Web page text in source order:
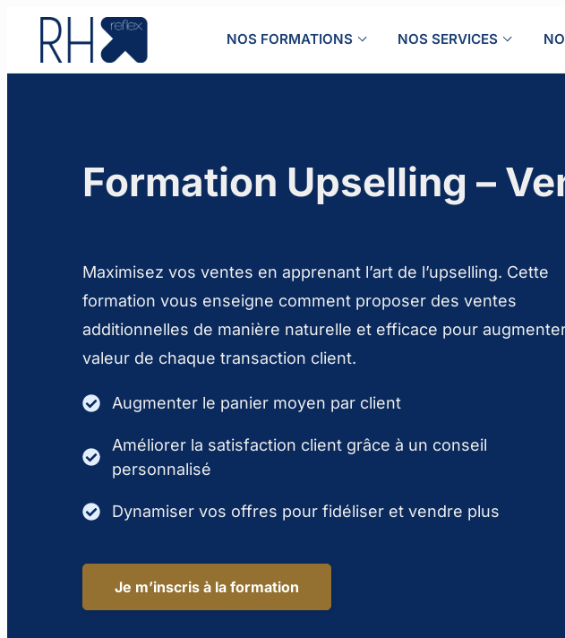
contenu
NOS FORMATIONS NOS SERVICES
Formation Upselling –
Maximisez vos ventes en apprenant l’art de l’upselling. Cette
formation vous enseigne comment proposer des ventes
additionnelles de manière naturelle et efficace pour
valeur de chaque transaction client.
Augmenter le panier moyen par client
Améliorer la satisfaction client grâce à un conseil
personnalisé
Dynamiser vos offres pour fidéliser et vendre plus
Je m’inscris à la formation